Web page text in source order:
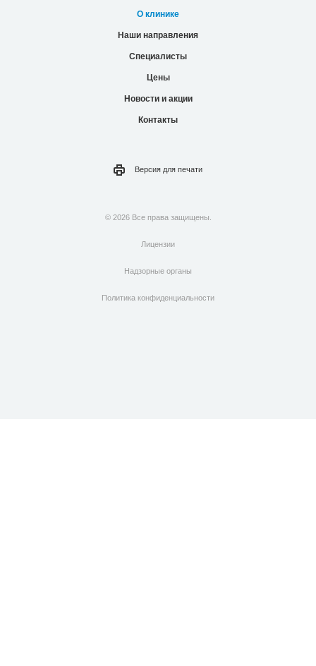
О клинике
Наши направления
Специалисты
Цены
Новости и акции
Контакты
Версия для печати
© 2026 Все права защищены.
Лицензии
Надзорные органы
Политика конфиденциальности